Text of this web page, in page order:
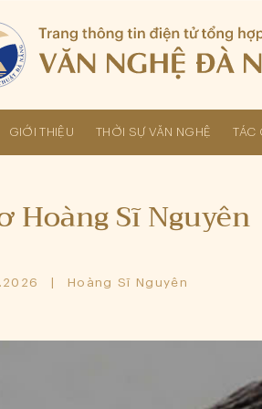
GIỚI THIỆU THỜI SỰ VĂN NGHỆ TÁC
Hoàng Sĩ Nguyên
Hoàng Sĩ Nguyên